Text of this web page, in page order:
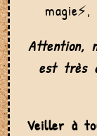
magie⚡,
Attention,
est très
Veiller à